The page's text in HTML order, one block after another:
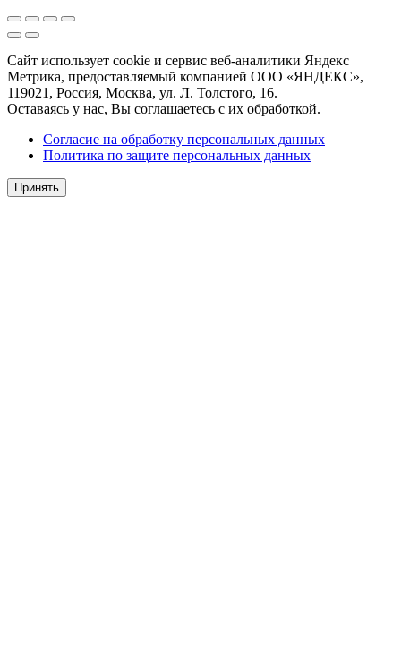
Сайт использует cookie и сервис веб-аналитики Яндекс
Метрика, предоставляемый компанией ООО «ЯНДЕКС»,
119021, Россия, Москва, ул. Л. Толстого, 16.
Оставаясь у нас, Вы соглашаетесь с их обработкой.
Согласие на обработку персональных данных
Политика по защите персональных данных
Принять